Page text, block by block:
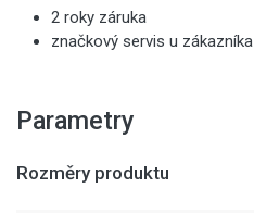
2 roky záruka
značkový servis u zákazníka
Parametry
Rozměry produktu